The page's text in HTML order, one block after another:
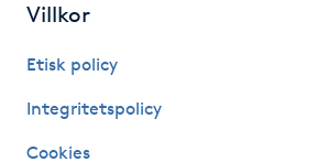
Funktionsanalys
Färgning
Villkor
Etisk policy
Integritetspolicy
Cookies